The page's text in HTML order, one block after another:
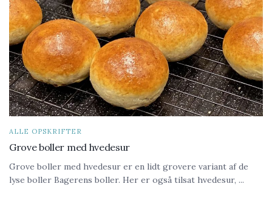
ALLE OPSKRIFTER
Grove boller med hvedesur
Grove boller med hvedesur er en lidt grovere variant af de
lyse boller Bagerens boller. Her er også tilsat hvedesur, ...